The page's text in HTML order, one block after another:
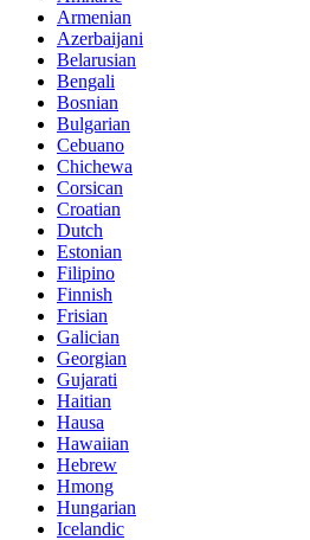
Armenian
Azerbaijani
Belarusian
Bengali
Bosnian
Bulgarian
Cebuano
Chichewa
Corsican
Croatian
Dutch
Estonian
Filipino
Finnish
Frisian
Galician
Georgian
Gujarati
Haitian
Hausa
Hawaiian
Hebrew
Hmong
Hungarian
Icelandic